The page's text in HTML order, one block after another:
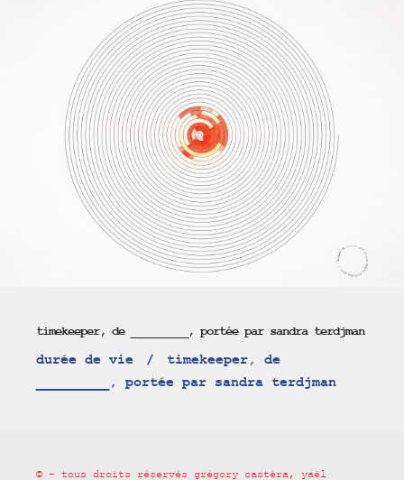
timekeeper, de _________, portée par sandra terdjman
durée de vie
timekeeper, de
_________, portée par sandra terdjman
© - tous droits réservés grégory castéra, yaël